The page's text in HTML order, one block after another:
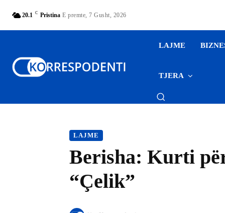
20.1 C Pristina E premte, 7 Gusht, 2026
LAJME
TJERA
LAJME
Berisha: Kurti
“Çelik”